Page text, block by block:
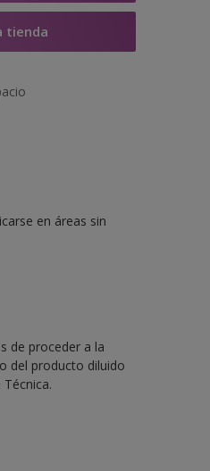
tienda
en áreas sin
de proceder a la
del producto diluido